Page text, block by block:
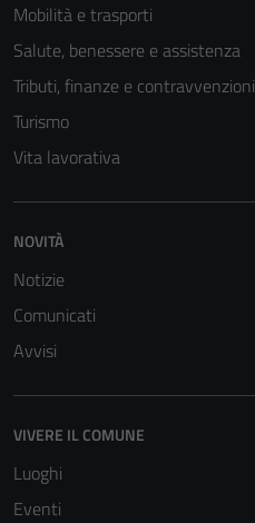
Mobilità e trasporti
Salute, benessere e assistenza
Tributi, finanze e contravvenzioni
Turismo
Vita lavorativa
NOVITÀ
Notizie
Comunicati
Avvisi
VIVERE IL COMUNE
Luoghi
Eventi